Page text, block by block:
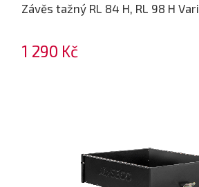
Závěs tažný RL 84 H, RL 98 H Vari
1 290 Kč